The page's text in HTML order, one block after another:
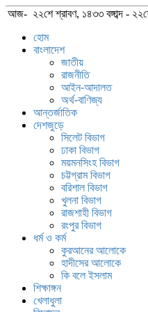
আজ- ২২শে শ্রাবণ, ১৪৩৩ বঙ্গাব্দ -
হোম
বাংলাদেশ
জাতীয়
রাজনীতি
আইন-আদালত
অর্থ-বাণিজ্য
আন্তর্জাতিক
দেশজুড়ে
সিলেট বিভাগ
ঢাকা বিভাগ
ময়মনসিংহ বিভাগ
চট্টগ্রাম বিভাগ
বরিশাল বিভাগ
খুলনা বিভাগ
রাজশাহী বিভাগ
রংপুর বিভাগ
ধর্ম ও কর্ম
কুরআনের আলোকে
হাদীসের আলোকে
কি বলে ইসলাম
শিক্ষাঙ্গন
খেলাধুলা